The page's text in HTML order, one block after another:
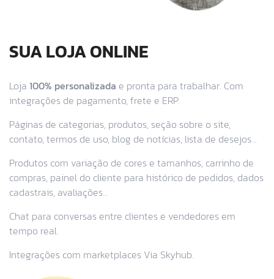
SUA LOJA ONLINE
Loja 100% personalizada e pronta para trabalhar. Com
integrações de pagamento, frete e ERP.
Páginas de categorias, produtos, seção sobre o site,
contato, termos de uso, blog de notícias, lista de desejos...
Produtos com variação de cores e tamanhos, carrinho de
compras, painel do cliente para histórico de pedidos, dados
cadastrais, avaliações...
Chat para conversas entre clientes e vendedores em
tempo real.
Integrações com marketplaces Via Skyhub.